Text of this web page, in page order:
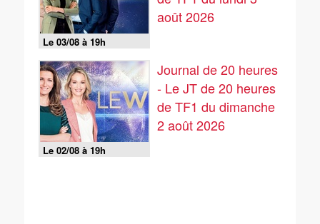
Le 03/08 à 19h
août 2026
Le 02/08 à 19h
Journal de 20 heures
- Le JT de 20 heures
de TF1 du dimanche
2 août 2026